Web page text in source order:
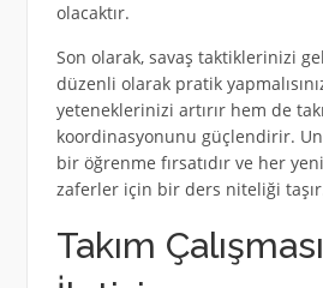
olacaktır.
Son olarak, savaş taktiklerinizi
düzenli olarak pratik
yeteneklerinizi artırır hem de
koordinasyonunu güçlendirir.
bir öğrenme fırsatıdır ve her
zaferler için bir ders niteliği
Takım